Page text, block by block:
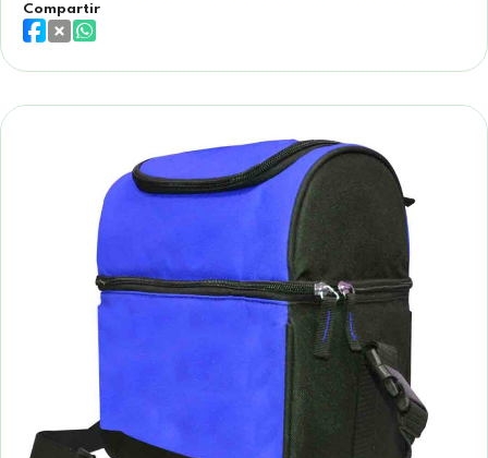
Compartir